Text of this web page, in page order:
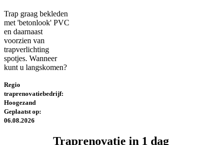
Trap graag bekleden
met 'betonlook' PVC
en daarnaast
voorzien van
trapverlichting
spotjes. Wanneer
kunt u langskomen?
Regio
traprenovatiebedrijf:
Hoogezand
Geplaatst op:
06.08.2026
Traprenovatie in 1 dag